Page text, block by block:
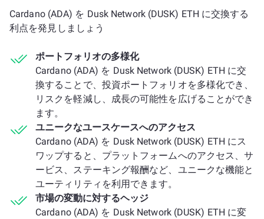
Cardano (ADA) を Dusk Network (DUSK) ETH に交換する
利点を発見しましょう
ポートフォリオの多様化
Cardano (ADA) を Dusk Network (DUSK) ETH に交
換することで、投資ポートフォリオを多様化でき、
リスクを軽減し、成長の可能性を広げることができ
ます。
ユニークなユースケースへのアクセス
Cardano (ADA) を Dusk Network (DUSK) ETH にス
ワップすると、プラットフォームへのアクセス、サ
ービス、ステーキング報酬など、ユニークな機能と
ユーティリティを利用できます。
市場の変動に対するヘッジ
Cardano (ADA) を Dusk Network (DUSK) ETH に変